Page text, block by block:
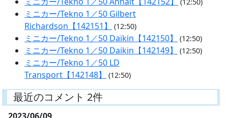
ミニカー/Tekno 1／50 Gilbert
Richardson【142151】
(12:50)
ミニカー/Tekno 1／50 Daikin【142150】 (12:50)
ミニカー/Tekno 1／50 Daikin【142149】 (12:50)
ミニカー/Tekno 1／50 LD
Transport【142148】
(12:50)
最近のコメント 2件
2023/06/09